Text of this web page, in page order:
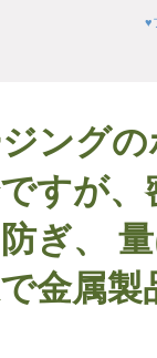
♥
ング
すが
ぎ、
金属